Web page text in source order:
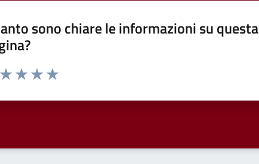
sono chiare le informazioni su questa
da 1 a 5 stelle la pagina